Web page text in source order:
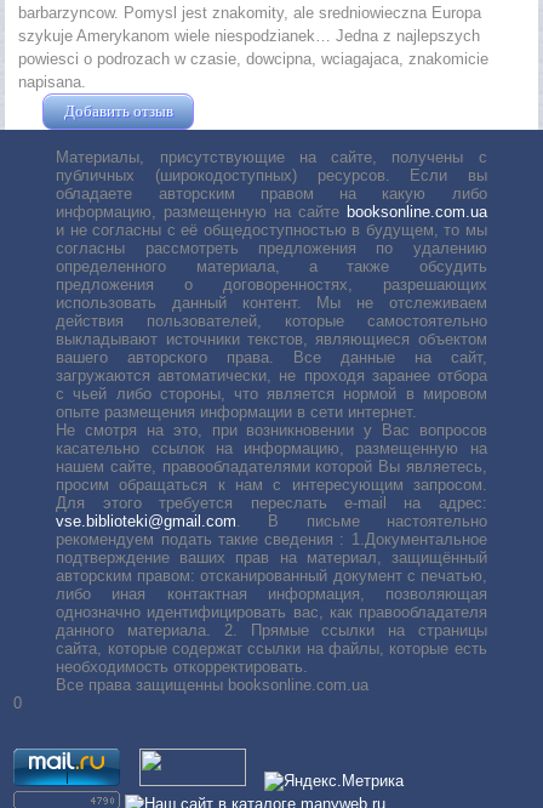
barbarzyncow. Pomysl jest znakomity, ale sredniowieczna Europa
szykuje Amerykanom wiele niespodzianek… Jedna z najlepszych
powiesci o podrozach w czasie, dowcipna, wciagajaca, znakomicie
napisana.
Добавить отзыв
Материалы, присутствующие на сайте, получены с
публичных (широкодоступных) ресурсов. Если вы
обладаете авторским правом на какую либо
информацию, размещенную на сайте booksonline.com.ua
и не согласны с её общедоступностью в будущем, то мы
согласны рассмотреть предложения по удалению
определенного материала, а также обсудить
предложения о договоренностях, разрешающих
использовать данный контент. Мы не отслеживаем
действия пользователей, которые самостоятельно
выкладывают источники текстов, являющиеся объектом
вашего авторского права. Все данные на сайт,
загружаются автоматически, не проходя заранее отбора
с чьей либо стороны, что является нормой в мировом
опыте размещения информации в сети интернет.
Не смотря на это, при возникновении у Вас вопросов
касательно ссылок на информацию, размещенную на
нашем сайте, правообладателями которой Вы являетесь,
просим обращаться к нам с интересующим запросом.
Для этого требуется переслать е-mail на адрес:
vse.biblioteki@gmail.com . В письме настоятельно
рекомендуем подать такие сведения : 1.Документальное
подтверждение ваших прав на материал, защищённый
авторским правом: отсканированный документ с печатью,
либо иная контактная информация, позволяющая
однозначно идентифицировать вас, как правообладателя
данного материала. 2. Прямые ссылки на страницы
сайта, которые содержат ссылки на файлы, которые есть
необходимость откорректировать.
Все права защищенны booksonline.com.ua
0